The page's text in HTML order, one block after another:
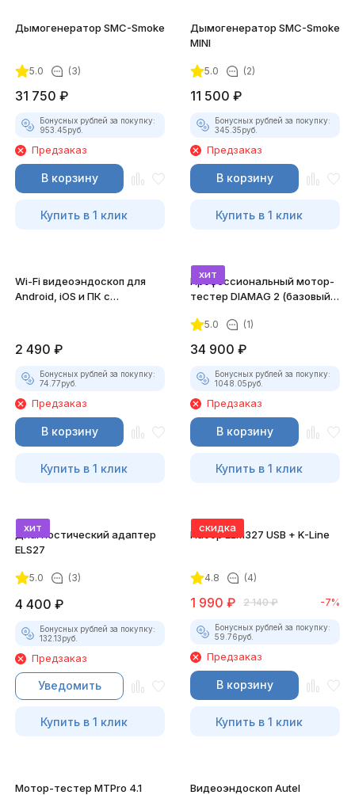
Дымогенератор SMC-Smoke
5.0 (3)
31 750 ₽
Бонусных рублей за покупку:
953.45руб.
Предзаказ
В корзину
Купить в 1 клик
Дымогенератор SMC-Smoke
MINI
5.0 (2)
11 500 ₽
Бонусных рублей за покупку:
345.35руб.
Предзаказ
В корзину
Купить в 1 клик
Wi-Fi видеоэндоскоп для
Android, iOS и ПК с
2 490 ₽
Бонусных рублей за покупку:
74.77руб.
Предзаказ
В корзину
Купить в 1 клик
хит
Профессиональный мотор-
тестер DIAMAG 2 (базовый
5.0 (1)
34 900 ₽
Бонусных рублей за покупку:
1048.05руб.
Предзаказ
В корзину
Купить в 1 клик
хит
Диагностический адаптер
ELS27
5.0 (3)
4 400 ₽
Бонусных рублей за покупку:
132.13руб.
Предзаказ
Уведомить
Купить в 1 клик
скидка
Набор ELM327 USB + K-Line
4.8 (4)
1 990 ₽ 2 140 ₽ -7%
Бонусных рублей за покупку:
59.76руб.
Предзаказ
В корзину
Купить в 1 клик
Мотор-тестер MTPro 4.1
Видеоэндоскоп Autel